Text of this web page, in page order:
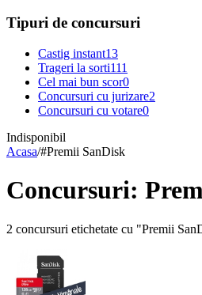
Tipuri de concursuri
Castig instant13
Trageri la sorti111
Cel mai bun scor0
Concursuri cu jurizare2
Concursuri cu votare0
Indisponibil
Acasa/#Premii SanDisk
Concursuri:
2 concursuri etichetate cu "Premii